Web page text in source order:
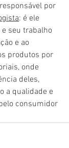
por
: é ele
seu trabalho
e ao
produtos por
onde
deles,
a qualidade e
consumidor